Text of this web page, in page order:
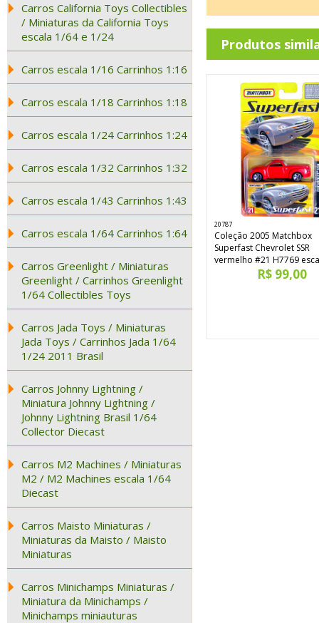
Carros California Toys Collectibles
/ Miniaturas da California Toys
escala 1/64 e 1/24
Carros escala 1/16 Carrinhos 1:16
Carros escala 1/18 Carrinhos 1:18
Carros escala 1/24 Carrinhos 1:24
Carros escala 1/32 Carrinhos 1:32
Carros escala 1/43 Carrinhos 1:43
Carros escala 1/64 Carrinhos 1:64
Carros Greenlight / Miniaturas
Greenlight / Carrinhos Greenlight
1/64 Collectibles Toys
Carros Jada Toys / Miniaturas
Jada Toys / Carrinhos Jada 1/64
1/24 2011 Brasil
Carros Johnny Lightning /
Miniatura Johnny Lightning /
Johnny Lightning Brasil 1/64
Collector Diecast
Carros M2 Machines / Miniaturas
M2 / M2 Machines escala 1/64
Diecast
Carros Maisto Miniaturas /
Miniaturas da Maisto / Maisto
Miniaturas
Carros Minichamps Miniaturas /
Miniatura da Minichamps /
Minichamps miniauturas
Produtos
20787
Coleção 2005 Matchbox
Superfast Chevrolet SSR
vermelho #21 H7769
R$ 99,00